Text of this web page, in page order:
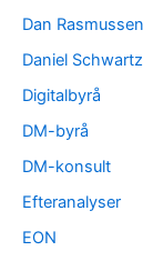
Dan
Daniel Schwartz
Digitalbyrå
DM-byrå
DM-konsult
Efteranalyser
EON